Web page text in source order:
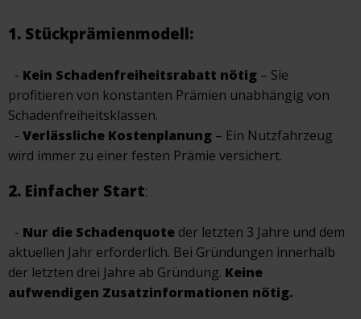
1. Stückprämienmodell:
- Kein Schadenfreiheitsrabatt nötig – Sie
profitieren von konstanten Prämien unabhängig von
Schadenfreiheitsklassen.
- Verlässliche Kostenplanung – Ein Nutzfahrzeug
wird immer zu einer festen Prämie versichert.
2. Einfacher Start:
- Nur die Schadenquote der letzten 3 Jahre und dem
aktuellen Jahr erforderlich. Bei Gründungen innerhalb
der letzten drei Jahre ab Gründung. Keine
aufwendigen Zusatzinformationen nötig.